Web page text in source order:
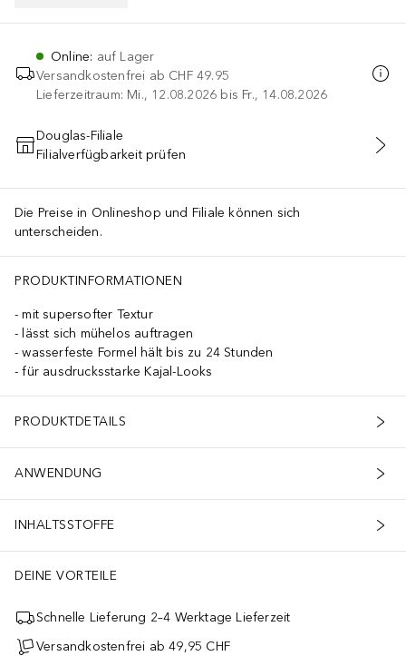
Online: auf Lager
Versandkostenfrei ab CHF 49.95
Lieferzeitraum: Mi., 12.08.2026 bis Fr., 14.08.2026
IN DEN WARENKORB
Douglas-Filiale
Filialverfügbarkeit prüfen
Die Preise in Onlineshop und Filiale können sich
unterscheiden.
PRODUKTINFORMATIONEN
mit supersofter Textur
lässt sich mühelos auftragen
wasserfeste Formel hält bis zu 24 Stunden
für ausdrucksstarke Kajal-Looks
PRODUKTDETAILS
ANWENDUNG
INHALTSSTOFFE
DEINE VORTEILE
Schnelle Lieferung 2–4 Werktage Lieferzeit
Versandkostenfrei ab 49,95 CHF